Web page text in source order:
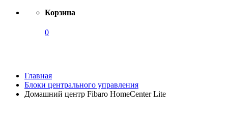
Корзина
0
Главная
Блоки центрального управления
Домашний центр Fibaro HomeCenter Lite